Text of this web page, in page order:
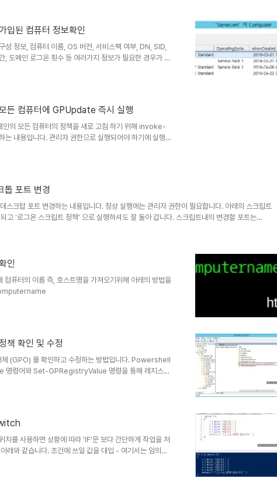
행'..
입된 컴퓨터 정보확인
성 정보, 컴퓨터 이름, OS 버전, 서비스팩 여부, DN, SID,
, 도메인 로그온 횟수 등 여러가지 정보가 필요한 경우가 있
를 통해서 쉽게 확인이 가능하겠습니다. 위의 스크립트를
는 스크립트의 내용입니다. $Temp = get-ADDomain |
든 컴퓨터에 GPUpdate 즉시 실행
의 모든 컴퓨터의 정책을 새로 고침 하기 위해 invoke-
내용입니다. 관리자 권한으로 실행되어야 하기에 실행시
리자 권한이 아닐경우 '현재 실행은 종료되며, 관리자 권
위해서 대상 컴퓨터들에 아래 두가지의 방화벽 인바운드
예약된 작업 관리(RPC)' '원격 예약된 작업관..
포트 변경
크탑 포트 변경하는 내용입니다. 정상 실행에는 관리자 권한이 필요합니다. 아래의 스크립트
고 '로그온 스크립트 정책' 으로 실행하셔도 잘 돌아 갑니다. 스크립트내의 변경할 포트는
서 사용하면됩니다. 아래는 파일의 내용입니다. 포트 변경은 아래의 붉은글씨 부분을 수정하
인
퓨터의 이름 즉, 호스트명을 가져오기위해 아래의 방법을
책 확인 및 수정
체 (GPO) 를 확인하고 수정하는 방법입니다. Powershell
령어와 Set-GPRegistryValue 명령을 통해 레지스트
인과 정책 수정을 할 수 있겠습니다. 파워쉘을 통해 방화
지 정책' 생성 후 내용 확인 2. 실제 경로로 이동하여
경로 확인 3. C:\Windo..
치를 사용하면 상황에 따라 'IF'문 보다 간단하게 작업을 처
래와 같습니다. 조건에 쓰일 값을 대입 - 여기서는 임의로
{ 1 { Write "1입니다." } 2 { Write "2입니다." } 3 {